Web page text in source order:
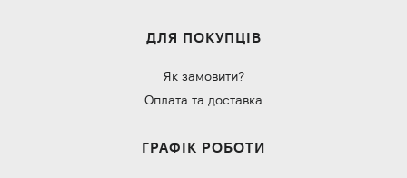
ДЛЯ ПОКУПЦІВ
Як замовити?
Оплата та доставка
ГРАФІК РОБОТИ